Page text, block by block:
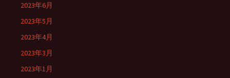
2023年6月
2023年5月
2023年4月
2023年3月
2023年1月